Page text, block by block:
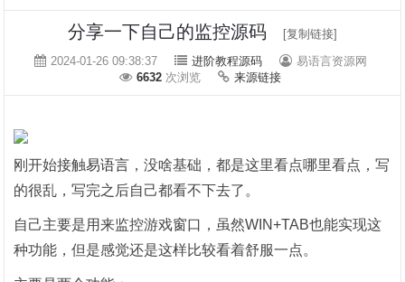
分享一下自己的监控源码
[复制链接]
2024-01-26 09:38:37
进阶教程源码
易语言资源网
6632 次浏览 来源链接
刚开始接触易语言 ，没啥基础，都是这里看点哪里看点，写
的很乱，写完之后自己都看不下去了。
自己主要是用来监控游戏窗口，虽然WIN+TAB也能实现这
种功能，但是感觉还是这样比较看着舒服一点。